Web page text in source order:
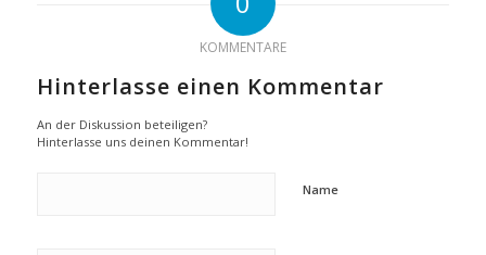
KOMMENTARE
Hinterlasse einen Kommentar
An der Diskussion beteiligen?
Hinterlasse uns deinen Kommentar!
Name